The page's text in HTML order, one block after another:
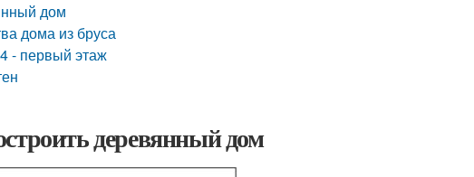
дом
дома из бруса
- первый этаж
деревянный дом